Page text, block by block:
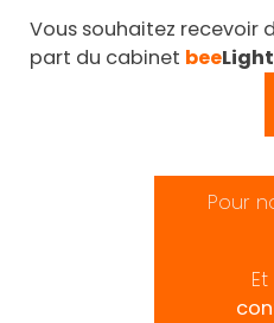
Vous souhaitez recevoir
part du cabinet bee
Pour